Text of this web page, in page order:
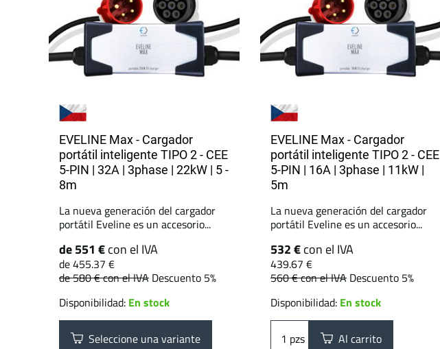
EVELINE Max - Cargador
portátil inteligente TIPO 2 - CEE
5-PIN | 32A | 3phase | 22kW | 5 -
8m
La nueva generación del cargador
portátil Eveline es un accesorio...
de 551 €con el IVA
de 455.37 €
de 580 €con el IVA Descuento 5%
Disponibilidad: En stock
Seleccione una variante
EVELINE Max - Cargador
portátil inteligente TIPO 2 - CEE
5-PIN | 16A | 3phase | 11kW |
5m
La nueva generación del cargador
portátil Eveline es un accesorio...
532 €con el IVA
439.67 €
560 €con el IVA Descuento 5%
Disponibilidad: En stock
pzs Al carrito